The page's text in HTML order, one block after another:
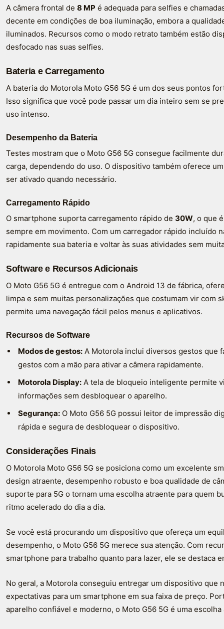
A câmera frontal de 8 MP é adequada para selfies e
decente em condições de boa iluminação, embora a
iluminados. Recursos como o modo retrato também estão
desfocado nas suas selfies.
Bateria e Carregamento
A bateria do Motorola Moto G56 5G é um dos seus pontos
Isso significa que você pode passar um dia inteiro sem se
uso intenso.
Desempenho da Bateria
Testes mostram que o Moto G56 5G consegue facilmente
carga, dependendo do uso. O dispositivo também oferece
ser ativado quando necessário.
Carregamento Rápido
O smartphone suporta carregamento rápido de 30W, o que
sempre em movimento. Com um carregador rápido incluído
rapidamente sua bateria e voltar às suas atividades sem
Software e Recursos Adicionais
O Moto G56 5G é entregue com o Android 13 de fábrica,
limpa e sem muitas personalizações que costumam vir com
permite uma navegação fácil pelos menus e aplicativos.
Recursos de Software
Modos de gestos: A Motorola inclui diversos gestos que
gestos com a mão para ativar a câmera rapidamente.
Motorola Display: A tela de bloqueio inteligente permite
informações sem desbloquear o aparelho.
Segurança: O Moto G56 5G possui leitor de impressão
rápida e segura de desbloquear o dispositivo.
Considerações Finais
O Motorola Moto G56 5G se posiciona como um excelente
design atraente, desempenho robusto e boa qualidade de
suporte para 5G o tornam uma escolha atraente para quem
ritmo acelerado do dia a dia.
Se você está procurando um dispositivo que ofereça um
desempenho, o Moto G56 5G merece sua atenção. Com
smartphone para trabalho quanto para lazer, ele se destaca
No geral, a Motorola conseguiu entregar um dispositivo que
expectativas para um smartphone em sua faixa de preço.
aparelho confiável e moderno, o Moto G56 5G é uma